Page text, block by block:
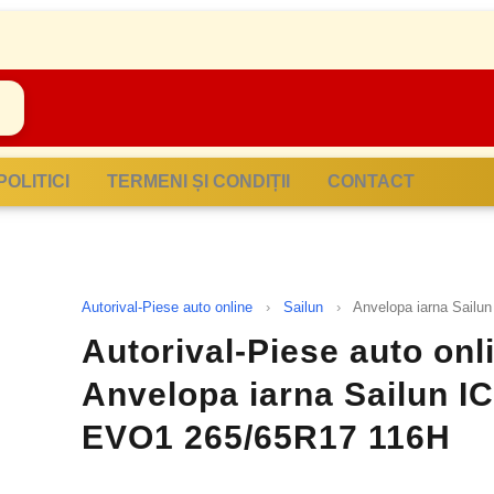
POLITICI TERMENI ȘI CONDIȚII CONTACT
Autorival-Piese auto online › Sailun › Anvelopa iarna
Autorival-Piese auto
Anvelopa iarna Sailun
EVO1 265/65R17 116H